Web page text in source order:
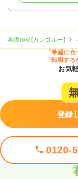
看護roo![カンゴルー]
「希望に
「転職す
お気
登録
0120-